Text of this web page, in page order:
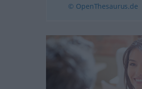
© OpenThesaurus.de